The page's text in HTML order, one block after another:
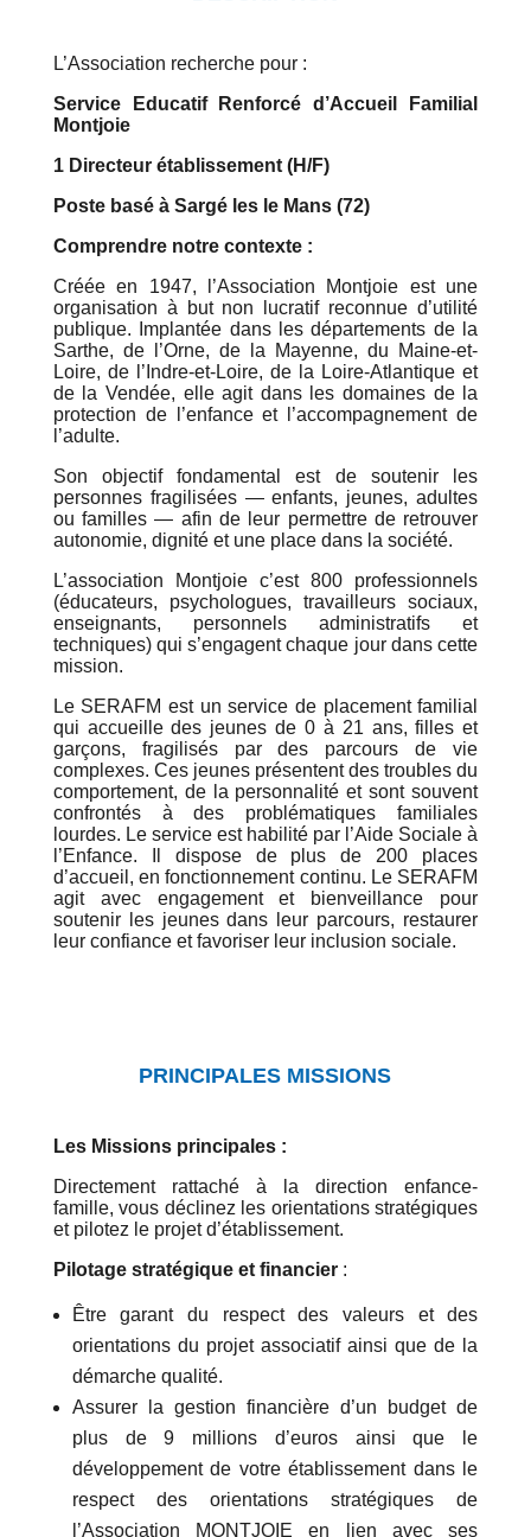
L’Association recherche pour :
Service Educatif Renforcé d’Accueil Familial
Montjoie
1 Directeur établissement (H/F)
Poste basé à Sargé les le Mans (72)
Comprendre notre contexte :
Créée en 1947, l’Association Montjoie est une
organisation à but non lucratif reconnue d’utilité
publique. Implantée dans les départements de la
Sarthe, de l’Orne, de la Mayenne, du Maine-et-
Loire, de l’Indre-et-Loire, de la Loire-Atlantique et
de la Vendée, elle agit dans les domaines de la
protection de l’enfance et l’accompagnement de
l’adulte.
Son objectif fondamental est de soutenir les
personnes fragilisées — enfants, jeunes, adultes
ou familles — afin de leur permettre de retrouver
autonomie, dignité et une place dans la société.
L’association Montjoie c’est 800 professionnels
(éducateurs, psychologues, travailleurs sociaux,
enseignants, personnels administratifs et
techniques) qui s’engagent chaque jour dans cette
mission.
Le SERAFM est un service de placement familial
qui accueille des jeunes de 0 à 21 ans, filles et
garçons, fragilisés par des parcours de vie
complexes. Ces jeunes présentent des troubles du
comportement, de la personnalité et sont souvent
confrontés à des problématiques familiales
lourdes. Le service est habilité par l’Aide Sociale à
l’Enfance. Il dispose de plus de 200 places
d’accueil, en fonctionnement continu. Le SERAFM
agit avec engagement et bienveillance pour
soutenir les jeunes dans leur parcours, restaurer
leur confiance et favoriser leur inclusion sociale.
PRINCIPALES MISSIONS
Les Missions principales :
Directement rattaché à la direction enfance-
famille, vous déclinez les orientations stratégiques
et pilotez le projet d’établissement.
Pilotage stratégique et financier:
Être garant du respect des valeurs et des
orientations du projet associatif ainsi que de la
démarche qualité.
Assurer la gestion financière d’un budget de
plus de 9 millions d’euros ainsi que le
développement de votre établissement dans le
respect des orientations stratégiques de
l’Association MONTJOIE en lien avec ses